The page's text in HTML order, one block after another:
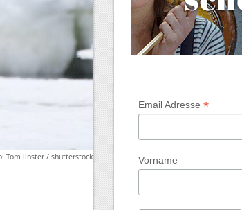
Tom linster / shutterstock
Email Adresse *
Vorname